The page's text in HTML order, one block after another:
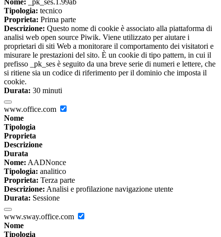
Nome: _pk_ses.1.99ab
Tipologia: tecnico
Proprieta: Prima parte
Descrizione: Questo nome di cookie è associato alla piattaforma di
analisi web open source Piwik. Viene utilizzato per aiutare i
proprietari di siti Web a monitorare il comportamento dei visitatori e
misurare le prestazioni del sito. È un cookie di tipo pattern, in cui il
prefisso _pk_ses è seguito da una breve serie di numeri e lettere, che
si ritiene sia un codice di riferimento per il dominio che imposta il
cookie.
Durata: 30 minuti
www.office.com
Nome
Tipologia
Proprieta
Descrizione
Durata
Nome: AADNonce
Tipologia: analitico
Proprieta: Terza parte
Descrizione: Analisi e profilazione navigazione utente
Durata: Sessione
www.sway.office.com
Nome
Tipologia